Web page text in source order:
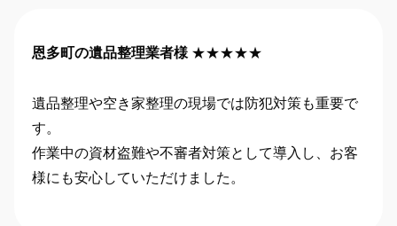
恩多町の遺品整理業者様 ★★★★★
遺品整理や空き家整理の現場では防犯対策も重要で
す。
作業中の資材盗難や不審者対策として導入し、お客
様にも安心していただけました。